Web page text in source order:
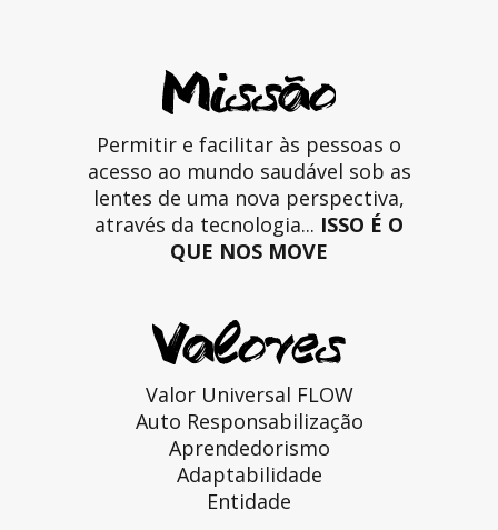
Permitir e facilitar às pessoas o
acesso ao mundo saudável sob as
lentes de uma nova perspectiva,
através da tecnologia... ISSO É O
QUE NOS MOVE
Valor Universal FLOW
Auto Responsabilização
Aprendedorismo
Adaptabilidade
Entidade